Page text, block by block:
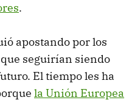
.
apostando por los
seguirían siendo
El tiempo les ha
la Unión Europea